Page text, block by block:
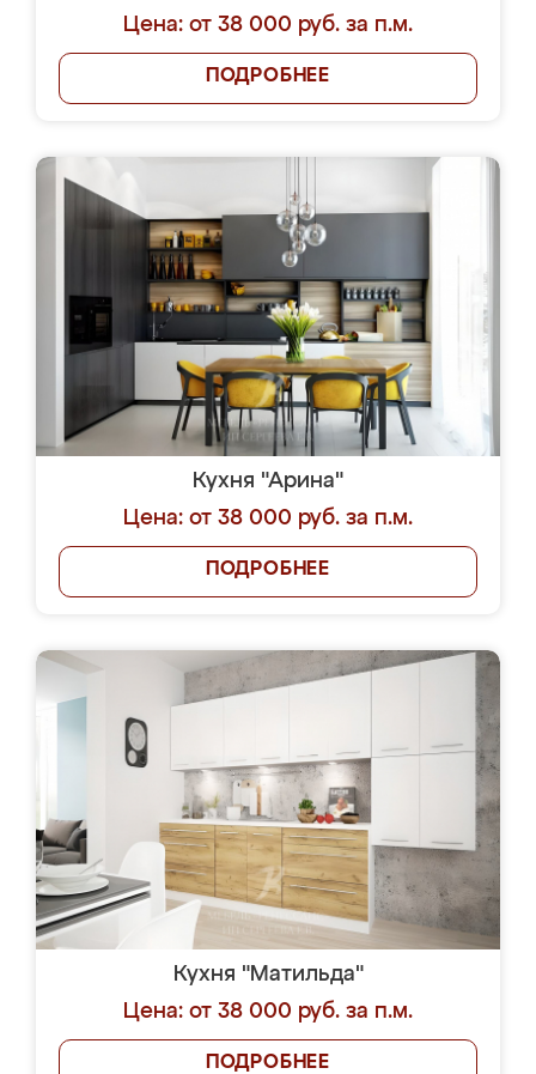
Цена: от 38 000 руб. за п.м.
ПОДРОБНЕЕ
Кухня "Арина"
Цена: от 38 000 руб. за п.м.
ПОДРОБНЕЕ
Кухня "Матильда"
Цена: от 38 000 руб. за п.м.
ПОДРОБНЕЕ